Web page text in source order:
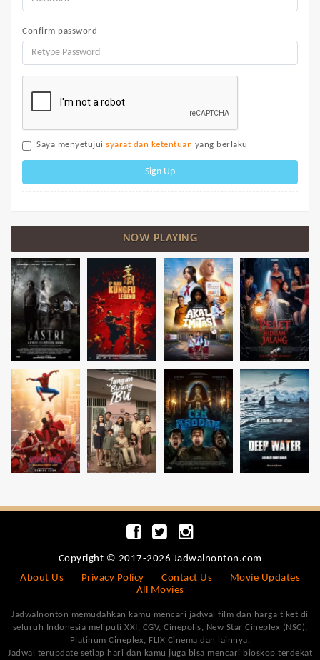
Confirm password
Saya menyetujui syarat dan ketentuan yang berlaku
Sign Up
NOW PLAYING
Copyright © 2017-2026 Jadwalnonton.com
About Us
Privacy Policy Contact Us
Movie Updates
All Movies
Jadwalnonton memudahkan kamu mencari jadwal film dan harga tiket di
seluruh Indonesia meliputi XXI, CGV, Cinepolis, New Star Cineplex (NSC),
Platinum Cineplex, FLIX Cinema dan lainnya.
Jadwal terupdate setiap hari dan kamu juga bisa mencari bioskop terdekat